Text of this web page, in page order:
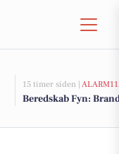
15 timer siden |
Beredskab Fyn: